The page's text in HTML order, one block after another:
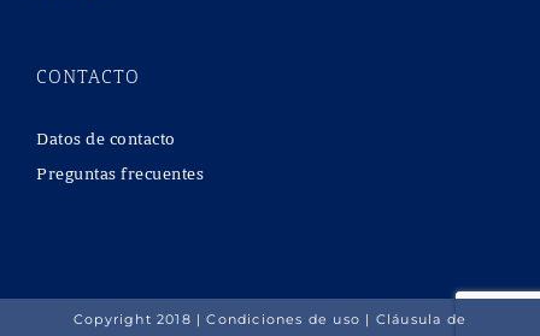
CONTACTO
Datos de contacto
Preguntas frecuentes
Copyright 2018 |Condiciones de uso | Cláusula de